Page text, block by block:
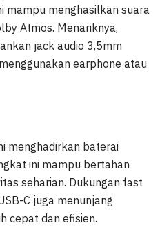
mampu menghasilkan suara
Atmos. Menariknya,
jack audio 3,5mm
earphone atau
menghadirkan baterai
ini mampu bertahan
seharian. Dukungan fast
C juga menunjang
cepat dan efisien.